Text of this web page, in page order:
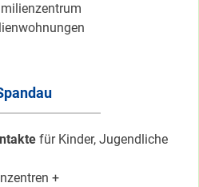
für Kinder, Jugendliche
+